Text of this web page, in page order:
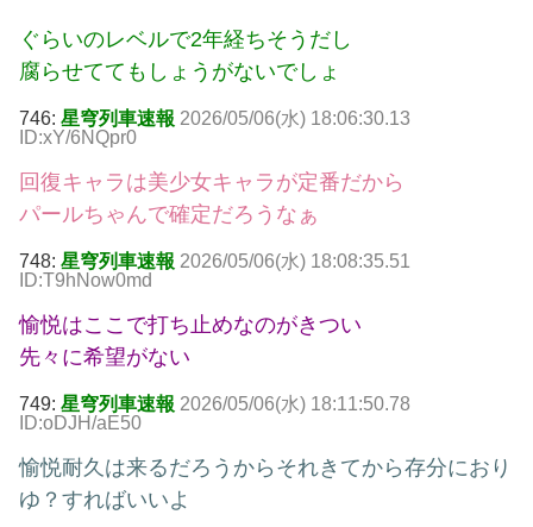
ぐらいのレベルで2年経ちそうだし
腐らせててもしょうがないでしょ
746: 星穹列車速報 2026/05/06(水) 18:06:30.13
ID:xY/6NQpr0
回復キャラは美少女キャラが定番だから
パールちゃんで確定だろうなぁ
748: 星穹列車速報 2026/05/06(水) 18:08:35.51
ID:T9hNow0md
愉悦はここで打ち止めなのがきつい
先々に希望がない
749: 星穹列車速報 2026/05/06(水) 18:11:50.78
ID:oDJH/aE50
愉悦耐久は来るだろうからそれきてから存分におり
ゆ？すればいいよ